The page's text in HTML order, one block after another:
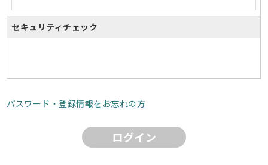
セキュリティチェック
パスワード・登録情報をお忘れの方
ログイン